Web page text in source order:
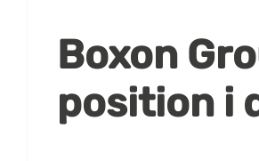
Boxon
position i